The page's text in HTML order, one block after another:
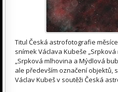
Titul Česká astrofotografie
snímek Václava Kubeše
„Srpková mlhovina a Mýdlová
ale především označení objektů,
Václav Kubeš v soutěži Česká